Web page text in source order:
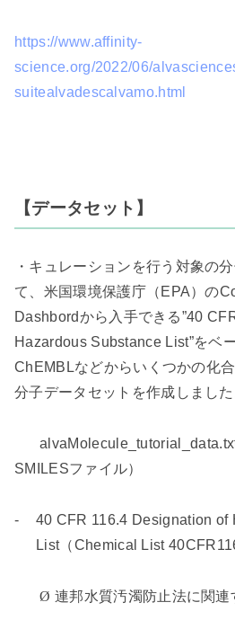
https://www.affinity-
science.org/2022/06/
suitealvadescalvamo.html
【データセット】
・キュレーションを行う対象の
て、米国環境保護庁（ EPA）の
Dashbordから入手できる”40
Hazardous Substance List”をベ
ChEMBLなどからいくつかの化
分子データセットを作成しました
SMILESファイル）
-
40 CFR 116.4 Designation of
List（Chemical List
Ø 連邦水質汚濁防止法に関連